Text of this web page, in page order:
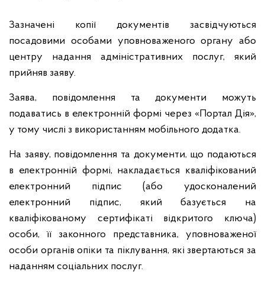
Зазначені копії документів засвідчуються
посадовими особами уповноваженого органу або
центру надання адміністративних послуг, який
прийняв заяву.
Заява, повідомлення та документи можуть
подаватись в електронній формі через «Портал Дія»,
у тому числі з використанням мобільного додатка.
На заяву, повідомлення та документи, що подаються
в електронній формі, накладається кваліфікований
електронний підпис (або удосконалений
електронний підпис, який базується на
кваліфікованому сертифікаті відкритого ключа)
особи, її законного представника, уповноваженої
особи органів опіки та піклування, які звертаються за
наданням соціальних послуг.